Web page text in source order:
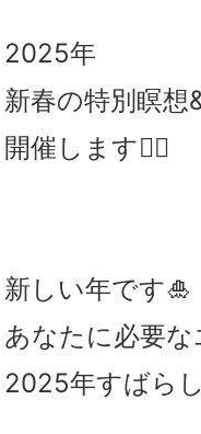
2025年
新春の特別瞑想
開催します🧘‍♀️
新しい年です🎍
あなたに必要
2025年すばら